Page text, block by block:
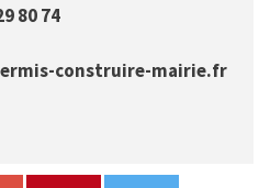
80 74
construire-mairie.fr